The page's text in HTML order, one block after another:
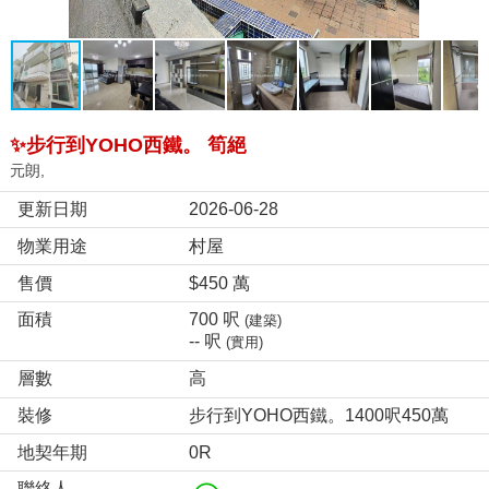
✨️步行到YOHO西鐵。 筍絕
元朗,
更新日期
2026-06-28
物業用途
村屋
售價
$450 萬
面積
700 呎 (建築)
-- 呎 (實用)
層數
高
裝修
步行到YOHO西鐵。1400呎450萬
地契年期
0R